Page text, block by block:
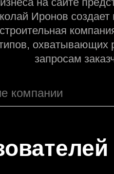
Иронов создает
охватывающих
запросам